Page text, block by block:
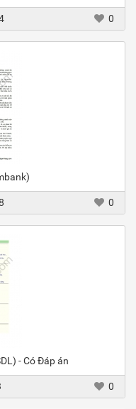
0
0
- Có Đáp án
0